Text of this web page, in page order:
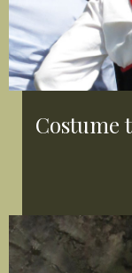
Costume